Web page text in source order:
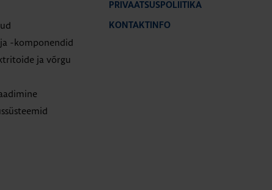
-komponendid
ja võrgu
PRIVAATSUSPOLIITIKA
KONTAKTINFO